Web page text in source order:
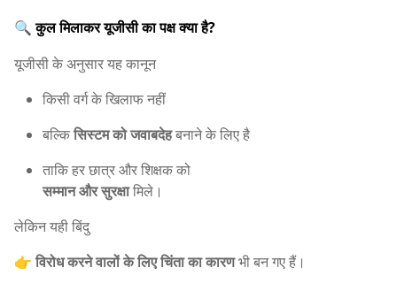
🔍 कुल मिलाकर यूजीसी का पक्ष क्या है?
यूजीसी के अनुसार यह कानून
किसी वर्ग के खिलाफ नहीं
बल्किसिस्टम को जवाबदेहबनाने के लिए है
ताकि हर छात्र और शिक्षक को
सम्मान और सुरक्षामिले।
लेकिन यही बिंदु
👉विरोध करने वालों के लिए चिंता का कारणभी बन गए हैं।